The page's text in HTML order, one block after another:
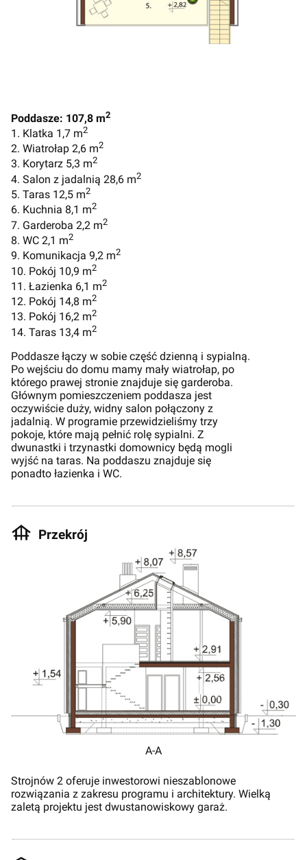
Poddasze: 107,8 m2
1. Klatka 1,7 m2
2. Wiatrołap 2,6 m2
3. Korytarz 5,3 m2
4. Salon z jadalnią 28,6 m2
5. Taras 12,5 m2
6. Kuchnia 8,1 m2
7. Garderoba 2,2 m2
8. WC 2,1 m2
9. Komunikacja 9,2 m2
10. Pokój 10,9 m2
11. Łazienka 6,1 m2
12. Pokój 14,8 m2
13. Pokój 16,2 m2
14. Taras 13,4 m2
Poddasze łączy w sobie część dzienną i sypialną.
Po wejściu do domu mamy mały wiatrołap, po
którego prawej stronie znajduje się garderoba.
Głównym pomieszczeniem poddasza jest
oczywiście duży, widny salon połączony z
jadalnią. W programie przewidzieliśmy trzy
pokoje, które mają pełnić rolę sypialni. Z
dwunastki i trzynastki domownicy będą mogli
wyjść na taras. Na poddaszu znajduje się
ponadto łazienka i WC.
Przekrój
A-A
Strojnów 2 oferuje inwestorowi nieszablonowe
rozwiązania z zakresu programu i architektury. Wielką
zaletą projektu jest dwustanowiskowy garaż.